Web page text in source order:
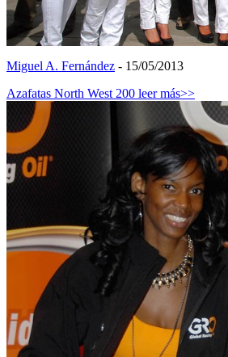
Miguel A. Fernández - 15/05/2013
Azafatas North West 200 leer más>>